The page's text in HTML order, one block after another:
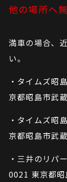
他の場所へ
満車の場合、
い。
・タイムズ
京都昭島市武
・タイムズ
京都昭島市武
・三井のリパ
0021 東京都昭